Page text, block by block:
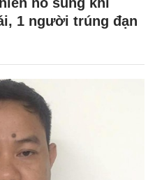
1 người trúng đạn